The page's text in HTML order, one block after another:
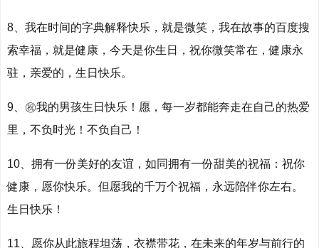
8、我在时间的字典解释快乐，就是微笑，我在故事的百度搜
索幸福，就是健康，今天是你生日，祝你微笑常在，健康永
驻，亲爱的，生日快乐。
9、㊗️我的男孩生日快乐！愿，每一岁都能奔走在自己的热爱
里，不负时光！不负自己！
10、拥有一份美好的友谊，如同拥有一份甜美的祝福：祝你
健康，愿你快乐。但愿我的千万个祝福，永远陪伴你左右。
生日快乐！
11、愿你从此旅程坦荡，衣襟带花，在未来的年岁与前行的